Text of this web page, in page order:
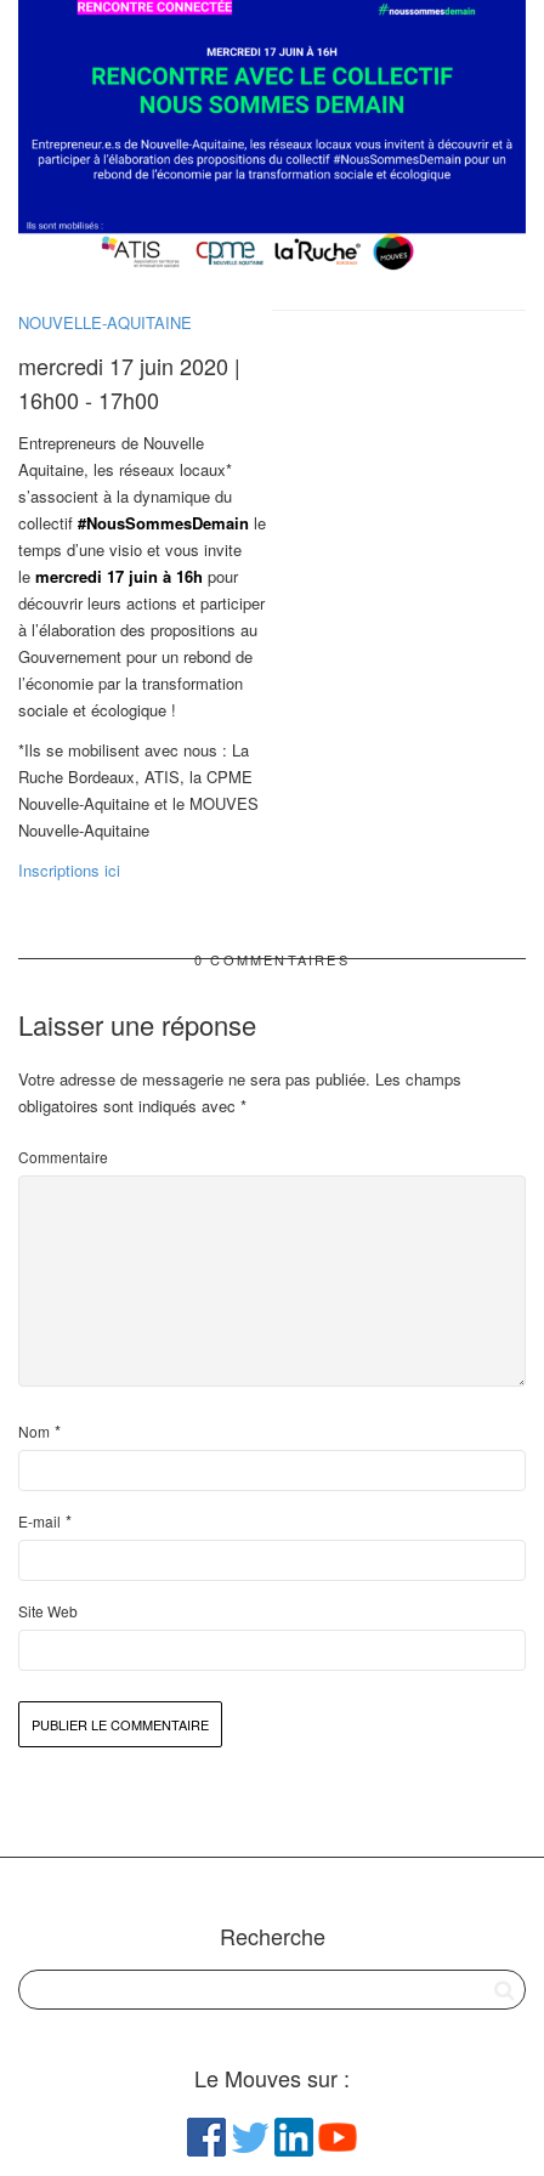
NOUVELLE-AQUITAINE
mercredi 17 juin 2020 |
16h00 - 17h00
Entrepreneurs de Nouvelle
Aquitaine, les réseaux locaux*
s’associent à la dynamique du
collectif #NousSommesDemain le
temps d’une visio et vous invite
le mercredi 17 juin à 16h pour
découvrir leurs actions et participer
à l’élaboration des propositions au
Gouvernement pour un rebond de
l’économie par la transformation
sociale et écologique !
*Ils se mobilisent avec nous : La
Ruche Bordeaux, ATIS, la CPME
Nouvelle-Aquitaine et le MOUVES
Nouvelle-Aquitaine
Inscriptions ici
0 COMMENTAIRES
Laisser une réponse
Votre adresse de messagerie ne sera pas publiée. Les champs
obligatoires sont indiqués avec *
Commentaire
Nom *
E-mail *
Site Web
Recherche
Le Mouves sur :